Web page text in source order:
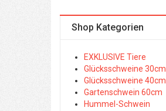
Shop Kategorien
EXKLUSIVE Tiere
Glücksschweine 30cm
Glücksschweine 40cm
Gartenschwein 60cm
Hummel-Schwein